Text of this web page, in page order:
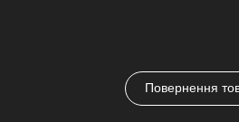
Повернення